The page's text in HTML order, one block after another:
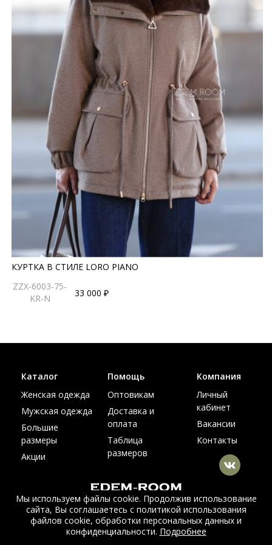
КУРТКА В СТИЛЕ LORO PIANO
ZZX-6003-75-
KR-N
33 000 ₽
© Интернет магазин верхней одежды из меха и кожи
EDEM-ROOM 2011-2026
Каталог
Женская одежда
Мужская одежда
Большие
размеры
Акции
Помощь
Оптовикам
Доставка и
оплата
Таблица
размеров
Компания
Личный
кабинет
Вакансии
Контакты
Мы используем файлы cookie. Продолжив использование
сайта, Вы соглашаетесь с политикой использования
файлов cookie, обработки персональных данных и
конфиденциальности. Подробнее